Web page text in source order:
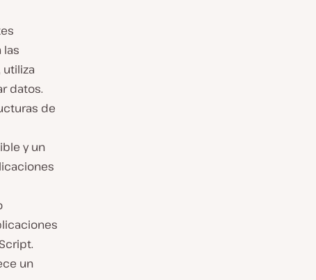
las
utiliza
datos.
de
y un
un